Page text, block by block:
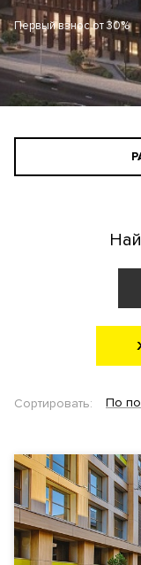
Первый взнос от 30%
Все варианты
СТОИМОСТЬ
Сортировать: По